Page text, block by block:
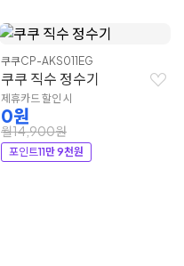
쿠쿠CP-AKS011EG
쿠쿠 직수 정수기
제휴카드 할인 시
0원
월14,900원
포인트11만 9천원